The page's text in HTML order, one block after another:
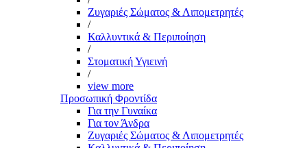
Ζυγαριές Σώματος & Λιπομετρητές
/
Καλλυντικά & Περιποίηση
/
Στοματική Υγιεινή
/
view more
Προσωπική Φροντίδα
Για την Γυναίκα
Για τον Άνδρα
Ζυγαριές Σώματος & Λιπομετρητές